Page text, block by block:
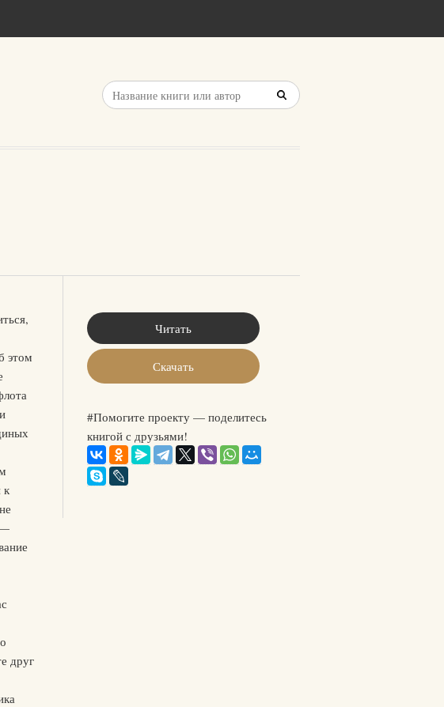
этом
к
—
друг
Читать
Скачать
#Помогите проекту — поделитесь
книгой с друзьями!